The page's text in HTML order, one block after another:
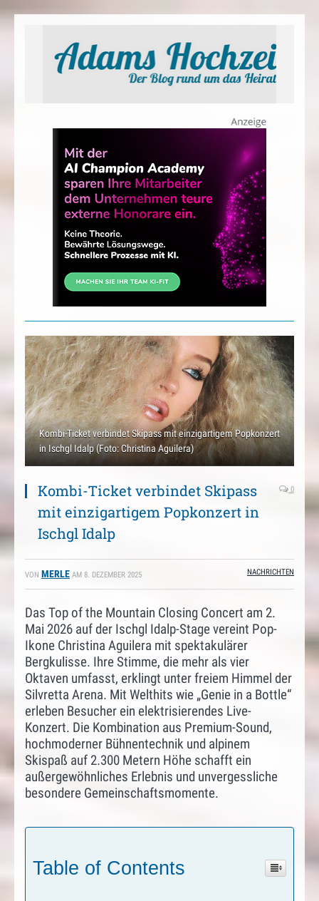
Adams Hochzeit
Kombi-Ticket verbindet Skipass mit einzigartigem Popkonzert
in Ischgl Idalp (Foto: Christina Aguilera)
Kombi-Ticket verbindet Skipass
mit einzigartigem Popkonzert in
Ischgl Idalp
0
VON MERLE AM 8. DEZEMBER 2025 NACHRICHTEN
Das Top of the Mountain Closing Concert am 2.
Mai 2026 auf der Ischgl Idalp-Stage vereint Pop-
Ikone Christina Aguilera mit spektakulärer
Bergkulisse. Ihre Stimme, die mehr als vier
Oktaven umfasst, erklingt unter freiem Himmel der
Silvretta Arena. Mit Welthits wie „Genie in a Bottle“
erleben Besucher ein elektrisierendes Live-
Konzert. Die Kombination aus Premium-Sound,
hochmoderner Bühnentechnik und alpinem
Skispaß auf 2.300 Metern Höhe schafft ein
außergewöhnliches Erlebnis und unvergessliche
besondere Gemeinschaftsmomente.
Table of Contents